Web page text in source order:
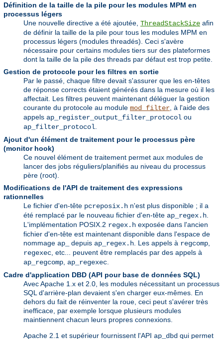
Définition de la taille de la pile pour les modules MPM en
processus légers
Une nouvelle directive a été ajoutée, ThreadStackSize afin
de définir la taille de la pile pour tous les modules MPM en
processus légers (modules threadés). Ceci s'avère
nécessaire pour certains modules tiers sur des plateformes
dont la taille de la pile des threads par défaut est trop petite.
Gestion de protocole pour les filtres en sortie
Par le passé, chaque filtre devait s'assurer que les en-têtes
de réponse corrects étaient générés dans la mesure où il les
affectait. Les filtres peuvent maintenant déléguer la gestion
courante du protocole au module mod_filter , à l'aide des
appels ap_register_output_filter_protocol ou
ap_filter_protocol
Ajout d'un élément de traitement pour le processus père
(monitor hook)
Ce nouvel élément de traitement permet aux modules de
lancer des jobs réguliers/planifiés au niveau du processus
père (root).
Modifications de l'API de traitement des expressions
rationnelles
Le fichier d'en-tête pcreposix.h n'est plus disponible ; il a
été remplacé par le nouveau fichier d'en-tête ap_regex.h
L'implémentation POSIX.2 regex.h exposée dans l'ancien
fichier d'en-tête est maintenant disponible dans l'espace de
nommage ap_ depuis ap_regex.h . Les appels à regcomp
regexec , etc... peuvent être remplacés par des appels à
ap_regcomp ap_regexec
Cadre d'application DBD (API pour base de données SQL)
Avec Apache 1.x et 2.0, les modules nécessitant un processus
SQL d'arrière-plan devaient s'en charger eux-mêmes. En
dehors du fait de réinventer la roue, ceci peut s'avérer très
inefficace, par exemple lorsque plusieurs modules
maintiennent chacun leurs propres connexions.
Apache 2.1 et supérieur fournissent l'API ap_dbd qui permet